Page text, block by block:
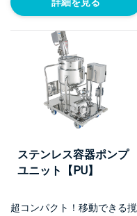
ステンレス容器ポンプ
ユニット【PU】
超コンパクト！移動できる撹